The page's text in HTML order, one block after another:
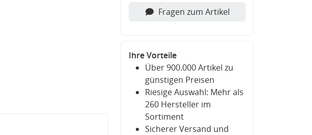
Fragen zum Artikel
Ihre Vorteile
Über 900.000 Artikel zu
günstigen Preisen
Riesige Auswahl: Mehr als
260 Hersteller im
Sortiment
Sicherer Versand und